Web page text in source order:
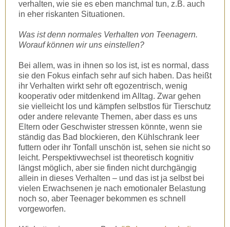
verhalten, wie sie es eben manchmal tun, z.B. auch
in eher riskanten Situationen.
Was ist denn normales Verhalten von Teenagern.
Worauf können wir uns einstellen?
Bei allem, was in ihnen so los ist, ist es normal, dass
sie den Fokus einfach sehr auf sich haben. Das heißt
ihr Verhalten wirkt sehr oft egozentrisch, wenig
kooperativ oder mitdenkend im Alltag. Zwar gehen
sie vielleicht los und kämpfen selbstlos für Tierschutz
oder andere relevante Themen, aber dass es uns
Eltern oder Geschwister stressen könnte, wenn sie
ständig das Bad blockieren, den Kühlschrank leer
futtern oder ihr Tonfall unschön ist, sehen sie nicht so
leicht. Perspektivwechsel ist theoretisch kognitiv
längst möglich, aber sie finden nicht durchgängig
allein in dieses Verhalten – und das ist ja selbst bei
vielen Erwachsenen je nach emotionaler Belastung
noch so, aber Teenager bekommen es schnell
vorgeworfen.